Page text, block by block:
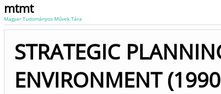
mtmt
Magyar Tudományos Művek Tára
STRATEGIC
ENVIRONMENT